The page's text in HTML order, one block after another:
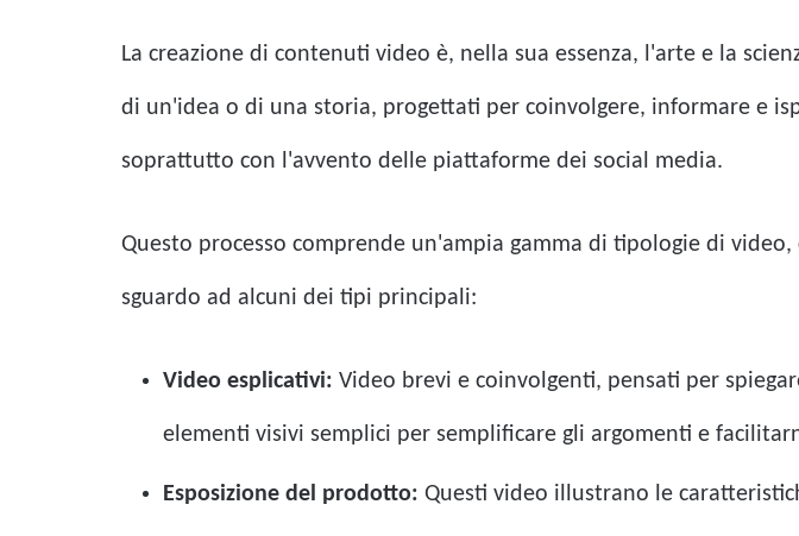
La creazione di contenuti video è, nella sua essenza, l'arte e la
di un'idea o di una storia, progettati per coinvolgere, informare e
soprattutto con l'avvento delle piattaforme dei social media.
Questo processo comprende un'ampia gamma di tipologie di
sguardo ad alcuni dei tipi principali:
Video esplicativi: Video brevi e coinvolgenti, pensati per
elementi visivi semplici per semplificare gli argomenti e
Esposizione del prodotto: Questi video illustrano le